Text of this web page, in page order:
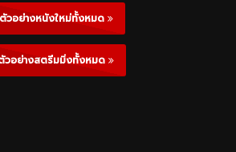
ตัวอย่างหนังใหม่ทั้งหมด
วอย่างสตรีมมิ่งทั้งหมด